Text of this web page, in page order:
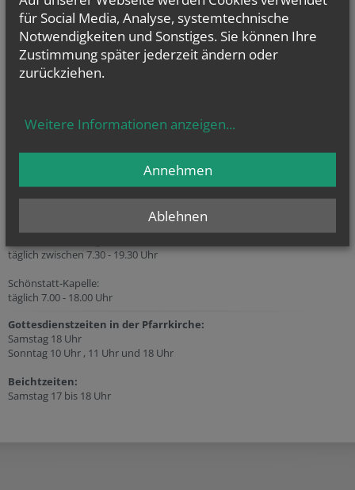
Weg zu Gott zu begleiten, und wir wollen Brücken bauen von Mensch zu
Mensch!" (Univ. Prof. Lic. DDr. Hubert Ritt)
Öffnungszeiten
Öffnungszeiten des Pfarrbüros:
Mo, Do 8.00 - 12.00 Uhr
Auch außerhalb der genannten Zeiten erreichbar!
täglich zwischen 7.30 - 19.30 Uhr
Schönstatt-Kapelle:
täglich 7.00 - 18.00 Uhr
Gottesdienstzeiten in der Pfarrkirche:
Samstag 18 Uhr
Sonntag 10 Uhr , 11 Uhr und 18 Uhr
Beichtzeiten:
Samstag 17 bis 18 Uhr
für Social Media, Analyse, systemtechnische
Notwendigkeiten und Sonstiges. Sie können Ihre
Zustimmung später jederzeit ändern oder
zurückziehen.
Weitere Informationen anzeigen...
Ablehnen
Annehmen